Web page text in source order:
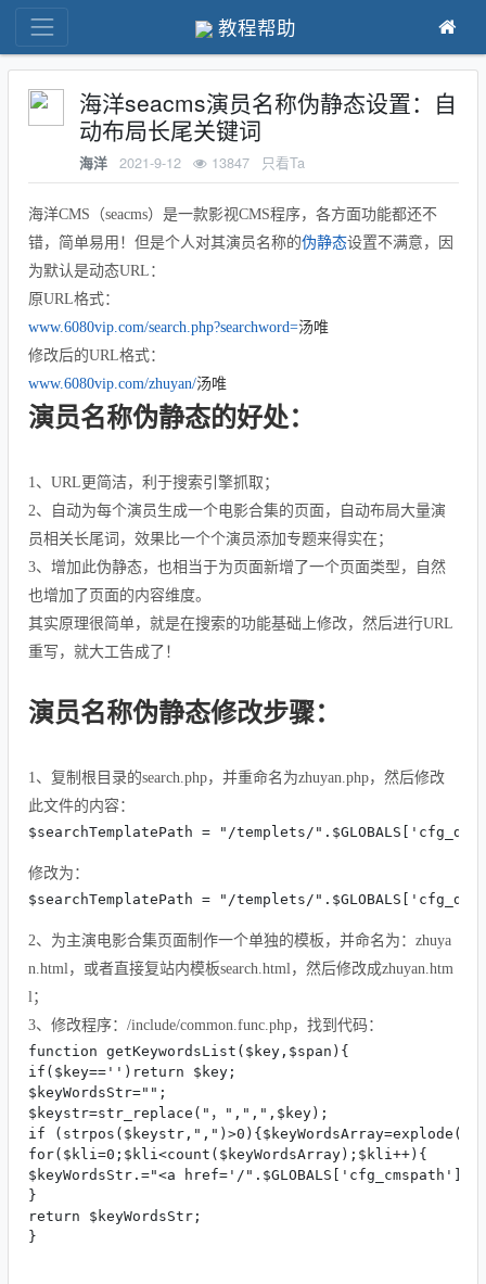
教程帮助
海洋seacms演员名称伪静态设置：自
动布局长尾关键词
海洋 2021-9-12 13847 只看Ta
海洋CMS（seacms）是一款影视CMS程序，各方面功能都还不
错，简单易用！但是个人对其演员名称的伪静态设置不满意，因
为默认是动态URL：
原URL格式：
www.6080vip.com/search.php?searchword=汤唯
修改后的URL格式：
www.6080vip.com/zhuyan/汤唯
演员名称伪静态的好处：
1、URL更简洁，利于搜索引擎抓取；
2、自动为每个演员生成一个电影合集的页面，自动布局大量演
员相关长尾词，效果比一个个演员添加专题来得实在；
3、增加此伪静态，也相当于为页面新增了一个页面类型，自然
也增加了页面的内容维度。
其实原理很简单，就是在搜索的功能基础上修改，然后进行URL
重写，就大工告成了！
演员名称伪静态修改步骤：
1、复制根目录的search.php，并重命名为zhuyan.php，然后修改
此文件的内容：
$searchTemplatePath = "/templets/
修改为：
$searchTemplatePath = "/templets/
2、为主演电影合集页面制作一个单独的模板，并命名为：zhuya
n.html，或者直接复站内模板search.html，然后修改成zhuyan.htm
l；
3、修改程序：/include/common.func.php，找到代码：
function getKeywordsList($key,$span){
if($key=='')return $key;
$keyWordsStr="";
$keystr=str_replace("，",",",$key);
if
for($kli=0;$kli<count($keyWordsArray);$kli++){
$keyWordsStr.="<a href='/
}
return $keyWordsStr;
}